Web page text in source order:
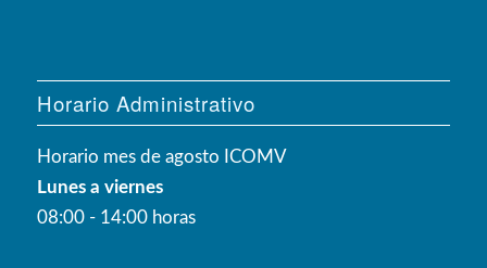
Horario Administrativo
Horario mes de agosto ICOMV
Lunes a viernes
08:00 - 14:00 horas